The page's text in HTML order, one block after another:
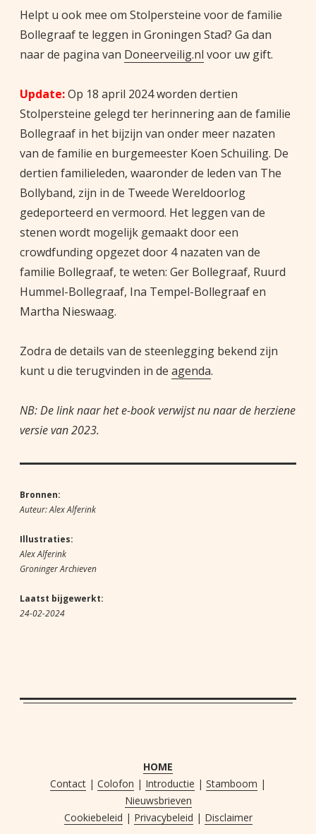
Helpt u ook mee om Stolpersteine voor de familie
Bollegraaf te leggen in Groningen Stad? Ga dan
naar de pagina van Doneerveilig.nl voor uw gift.
Update:Op 18 april 2024 worden dertien
Stolpersteine gelegd ter herinnering aan de familie
Bollegraaf in het bijzijn van onder meer nazaten
van de familie en burgemeester Koen Schuiling. De
dertien familieleden, waaronder de leden van The
Bollyband, zijn in de Tweede Wereldoorlog
gedeporteerd en vermoord. Het leggen van de
stenen wordt mogelijk gemaakt door een
crowdfunding opgezet door 4 nazaten van de
familie Bollegraaf, te weten: Ger Bollegraaf, Ruurd
Hummel-Bollegraaf, Ina Tempel-Bollegraaf en
Martha Nieswaag.
Zodra de details van de steenlegging bekend zijn
kunt u die terugvinden in de agenda.
NB: De link naar het e-book verwijst nu naar de herziene
versie van 2023.
Bronnen:
Auteur: Alex Alferink
Illustraties:
Alex Alferink
Groninger Archieven
Laatst bijgewerkt:
24-02-2024
HOME
Contact | Colofon | Introductie | Stamboom |
Nieuwsbrieven
Cookiebeleid | Privacybeleid | Disclaimer